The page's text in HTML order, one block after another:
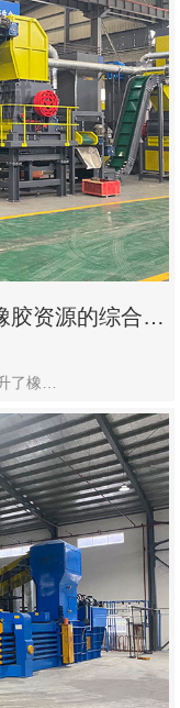
胶资源的综合利
了橡…